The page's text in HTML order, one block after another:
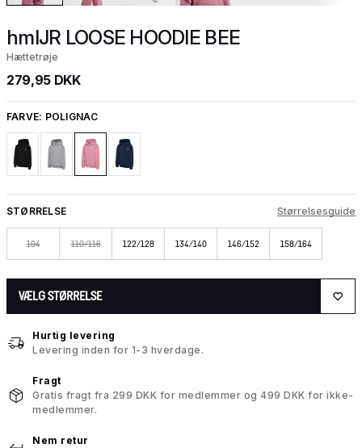
hmlJR LOOSE HOODIE BEE
Hættetrøje
279,95 DKK
FARVE: POLIGNAC
STØRRELSE Størrelsesguide
104 110/116 122/128 134/140 146/152 158/164
VÆLG STØRRELSE
Hurtig levering
Levering inden for 1-3 hverdage.
Fragt
Gratis fragt fra 299 DKK for medlemmer og 499 DKK for ikke-
medlemmer.
Nem retur